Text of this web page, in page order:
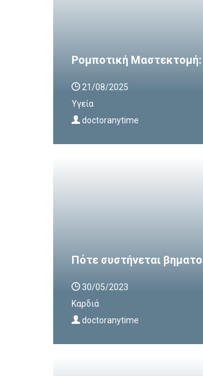
Ρομποτική
21/08/2025
Υγεία
doctoranytime
Πότε συστήνεται
30/05/2023
Καρδιά
doctoranytime